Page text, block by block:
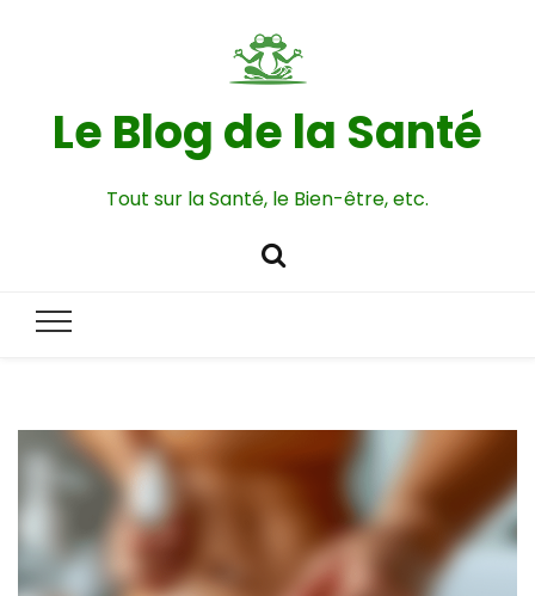
Le Blog de la Santé
Tout sur la Santé, le Bien-être, etc.